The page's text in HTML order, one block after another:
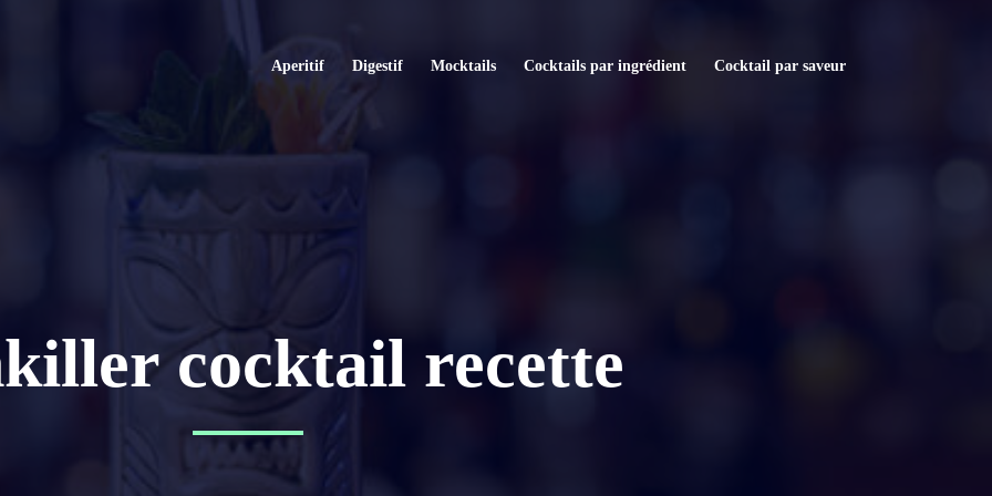
Aperitif Digestif Mocktails Cocktails par ingrédient Cocktail par saveur
cocktail recette